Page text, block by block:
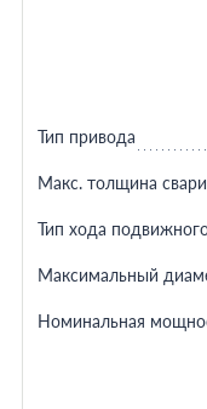
Тип привода
Макс. толщина
Тип хода
Максимальный
Номинальная